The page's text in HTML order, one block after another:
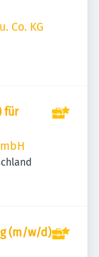
Co. KG
für
(m/w/d)